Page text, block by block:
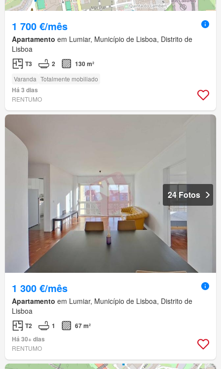
1 700 €/mês
Apartamento em Lumiar, Município de Lisboa, Distrito de
Lisboa
T3 2 130 m²
Varanda Totalmente mobiliado
Há 3 dias
RENTUMO
24 Fotos
1 300 €/mês
Apartamento em Lumiar, Município de Lisboa, Distrito de
Lisboa
T2 1
67 m²
Há 30+ dias
RENTUMO